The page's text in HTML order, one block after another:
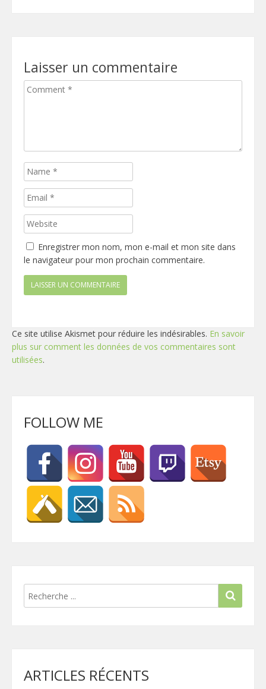
Laisser un commentaire
Enregistrer mon nom, mon e-mail et mon site dans
le navigateur pour mon prochain commentaire.
Ce site utilise Akismet pour réduire les indésirables. En savoir
plus sur comment les données de vos commentaires sont
utilisées.
FOLLOW ME
ARTICLES RÉCENTS